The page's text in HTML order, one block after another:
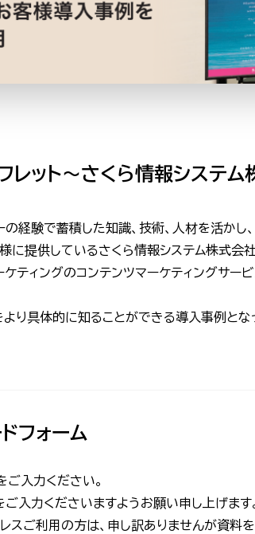
レット〜さくら情報システム
の経験で蓄積した知識、技術、人材を活か
に提供しているさくら情報システム株式会
ティングのコンテンツマーケティングサー
より具体的に知ることができる導入事例と
フォーム
入力ください。
入力くださいますようお願い申し上げます
レスご利用の方は、申し訳ありませんが資料